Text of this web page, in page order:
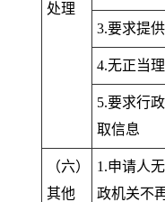
处理
3.要求提
4.无正当
5.要求行
取信息
（六）
其他
1.申请人
政机关不